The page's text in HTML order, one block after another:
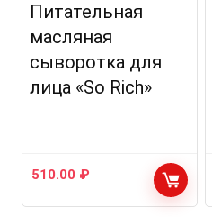
Питательная
масляная
сыворотка для
лица «So Rich»
510.00 ₽